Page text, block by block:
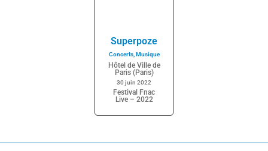
Superpoze
Concerts,Musique
Hôtel de Ville de
Paris (Paris)
30 juin 2022
Festival Fnac
Live – 2022